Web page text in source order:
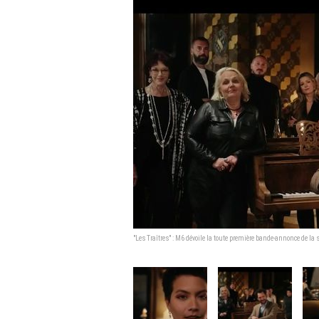
"Les Traîtres" : M6 dévoile la toute première bande-annonce de